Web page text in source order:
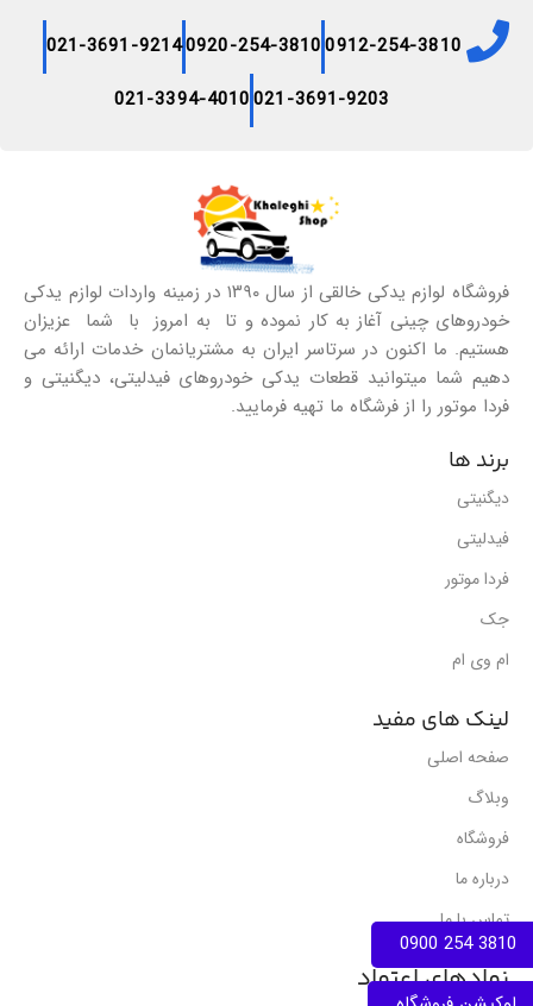
3810 254 0900
0912-254-3810
0920-254-3810
021-3691-9214
021-3691-9203
021-3394-4010
فروشگاه لوازم یدکی خالقی از سال ۱۳۹۰ در زمینه واردات لوازم یدکی
خودروهای چینی آغاز به کار نموده و تا به امروز با شما عزیزان
هستیم. ما اکنون در سرتاسر ایران به مشتریانمان خدمات ارائه می
دهیم شما میتوانید قطعات یدکی خودروهای فیدلیتی، دیگنیتی و
فردا موتور را از فرشگاه ما تهیه فرمایید.
برند ها
دیگنیتی
فیدلیتی
فردا موتور
جک
ام وی ام
لینک های مفید
صفحه اصلی
وبلاگ
فروشگاه
درباره ما
تماس با ما
نمادهای اعتماد